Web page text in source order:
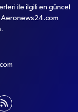
ile ilgili en güncel
Aeronews24.com